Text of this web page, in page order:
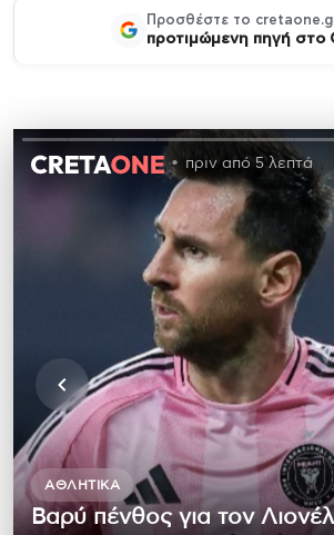
Προσθέστε το
προτιμώμενη πηγή στο
πριν από 5 λεπτά
ΑΘΛΗΤΙΚΆ
Βαρύ πένθος για τον